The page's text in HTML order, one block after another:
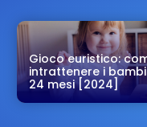
Gioco euristico:
intrattenere i
24 mesi [2024]